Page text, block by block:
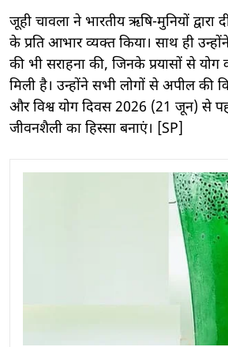
जूही चावला ने भारतीय ऋषि-मुनियों
के प्रति आभार व्यक्त किया। साथ ही उन्होंने
की भी सराहना की, जिनके प्रयासों से योग
मिली है। उन्होंने सभी लोगों से अपील की
और विश्व योग दिवस 2026 (21 जून) से
जीवनशैली का हिस्सा बनाएं। [SP]